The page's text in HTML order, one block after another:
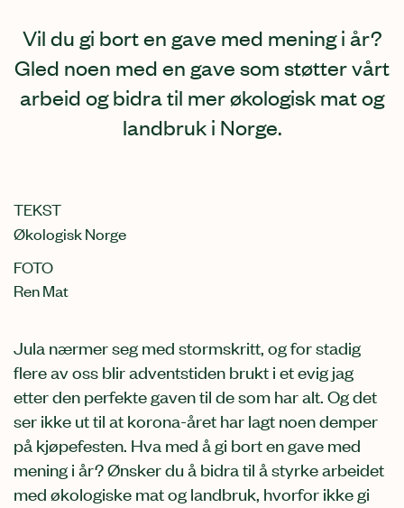
Vil du gi bort en gave med mening i år?
Gled noen med en gave som støtter vårt
arbeid og bidra til mer økologisk mat og
landbruk i Norge.
TEKST
Økologisk Norge
FOTO
Ren Mat
Jula nærmer seg med stormskritt, og for stadig
flere av oss blir adventstiden brukt i et evig jag
etter den perfekte gaven til de som har alt. Og det
ser ikke ut til at korona-året har lagt noen demper
på kjøpefesten. Hva med å gi bort en gave med
mening i år? Ønsker du å bidra til å styrke arbeidet
med økologiske mat og landbruk, hvorfor ikke gi